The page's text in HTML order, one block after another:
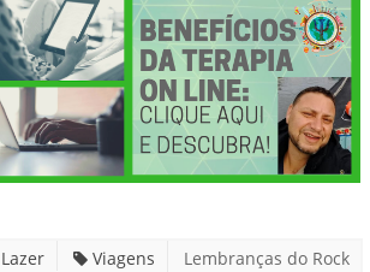
Viagens
Lembranças do Rock